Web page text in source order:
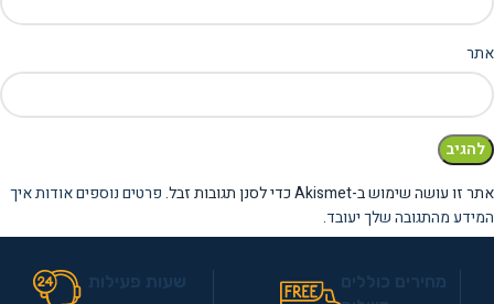
אתר
אתר זו עושה שימוש ב-Akismet כדי לסנן תגובות זבל.
פרטים נוספים אודות איך
המידע מהתגובה שלך יעובד.